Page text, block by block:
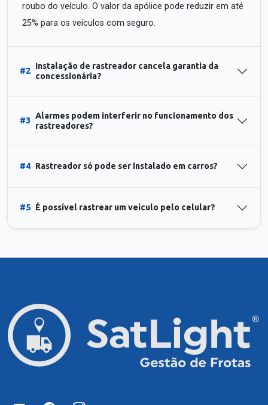
roubo do veículo. O valor da apólice pode reduzir em até
25% para os veículos com seguro.
#2
Instalação de rastreador cancela garantia da
concessionária?
#3
Alarmes podem interferir no funcionamento dos
rastreadores?
#4 Rastreador só pode ser instalado em carros?
#5 É possível rastrear um veículo pelo celular?